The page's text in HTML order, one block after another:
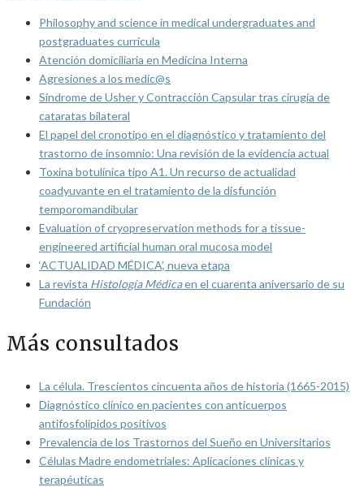
Philosophy and science in medical undergraduates and
postgraduates curricula
Atención domiciliaria en Medicina Interna
Agresiones a los medic@s
Síndrome de Usher y Contracción Capsular tras cirugía de
cataratas bilateral
El papel del cronotipo en el diagnóstico y tratamiento del
trastorno de insomnio: Una revisión de la evidencia actual
Toxina botulínica tipo A1. Un recurso de actualidad
coadyuvante en el tratamiento de la disfunción
temporomandibular
Evaluation of cryopreservation methods for a tissue-
engineered artificial human oral mucosa model
‘ACTUALIDAD MÉDICA’, nueva etapa
La revista Histología Médicaen el cuarenta aniversario de su
Fundación
Más consultados
La célula. Trescientos cincuenta años de historia (1665-2015)
Diagnóstico clínico en pacientes con anticuerpos
antifosfolípidos positivos
Prevalencia de los Trastornos del Sueño en Universitarios
Células Madre endometriales: Aplicaciones clínicas y
terapéuticas